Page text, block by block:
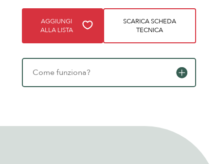
AGGIUNGI
ALLA LISTA
SCARICA SCHEDA
TECNICA
Come funziona?